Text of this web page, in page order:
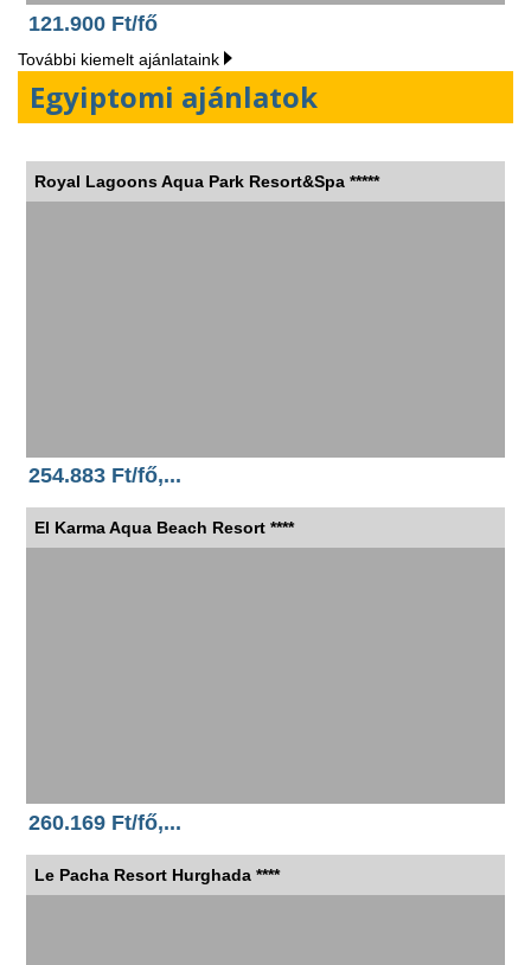
121.900 Ft/fő
További kiemelt ajánlataink
Egyiptomi ajánlatok
Royal Lagoons Aqua Park Resort&Spa *****
254.883 Ft/fő,...
El Karma Aqua Beach Resort ****
260.169 Ft/fő,...
Le Pacha Resort Hurghada ****